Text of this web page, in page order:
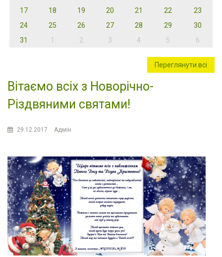
17
18 19 20 21 22
23
24
25 26 27 28 29
30
31
1 2 3 4 5 6
Переглянути всі
Вітаємо всіх з Новорічно-
Різдвяними святами!
29.12.2017 Адмін